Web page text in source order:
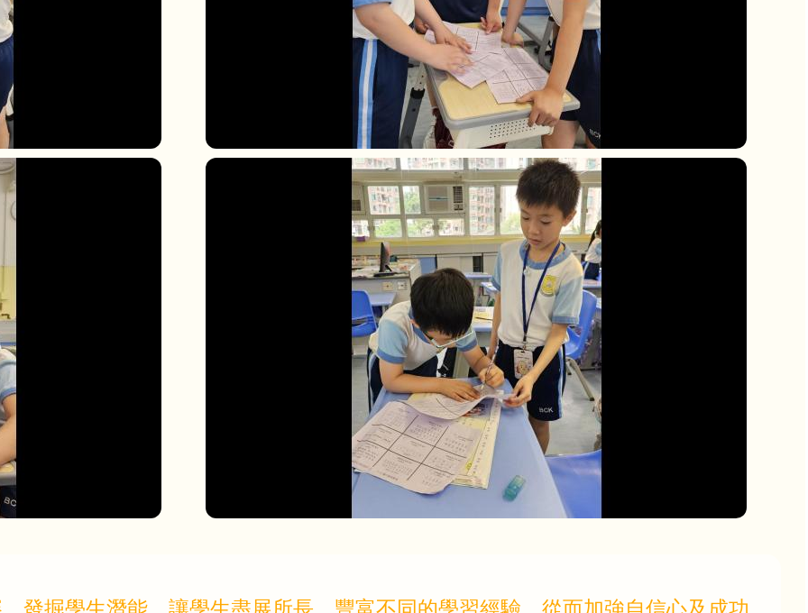
發掘學生潛能，讓學生盡展所長，豐富不同的學習經驗，從而加強自信心及成功